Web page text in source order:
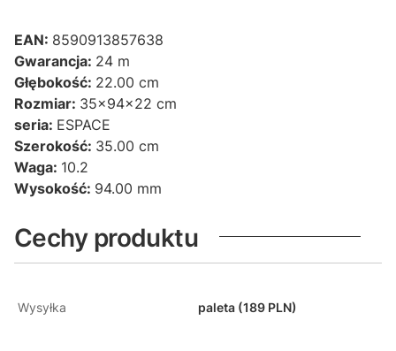
EAN: 8590913857638
Gwarancja: 24 m
Głębokość: 22.00 cm
Rozmiar: 35x94x22 cm
seria: ESPACE
Szerokość: 35.00 cm
Waga: 10.2
Wysokość: 94.00 mm
Cechy produktu
Wysyłka paleta (189 PLN)